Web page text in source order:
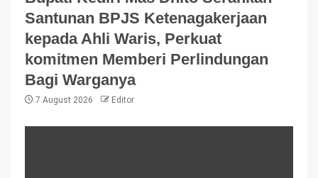
Santunan BPJS Ketenagakerjaan
kepada Ahli Waris, Perkuat
komitmen Memberi Perlindungan
Bagi Warganya
7 August 2026 Editor